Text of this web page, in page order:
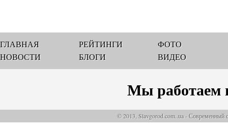
ГЛАВНАЯ
НОВОСТИ
РЕЙТИНГИ
БЛОГИ
ФОТО
ВИДЕО
Мы работаем
© 2013, Slavgorod.com..ua - Современный